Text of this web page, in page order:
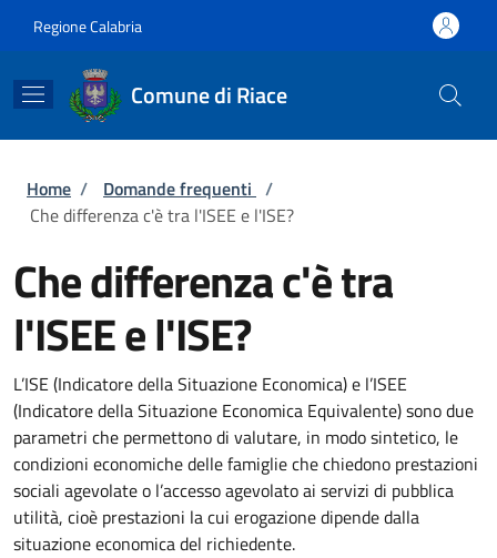
Regione Calabria
Comune di Riace
Briciole di pane
Home / Domande frequenti /
Che differenza c'è tra l'ISEE e l'ISE?
Che differenza c'è tra
l'ISEE e l'ISE?
L’ISE (Indicatore della Situazione Economica) e l’ISEE
(Indicatore della Situazione Economica Equivalente) sono due
parametri che permettono di valutare, in modo sintetico, le
condizioni economiche delle famiglie che chiedono prestazioni
sociali agevolate o l’accesso agevolato ai servizi di pubblica
utilità, cioè prestazioni la cui erogazione dipende dalla
situazione economica del richiedente.